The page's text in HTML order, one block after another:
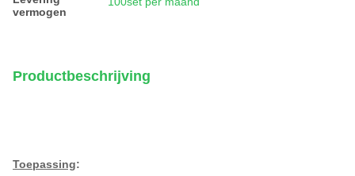
vermogen
Productbeschrijving
Toepassing: